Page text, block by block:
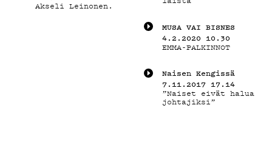
G LIVELAB
Akseli Leinonen.
MU­SA VAI BIS­NES
4.2.2020 10.30
EMMA-PALKINNOT
Naisen Kengissä
7.11.2017 17.14
”Naiset eivät halua
johtajiksi”